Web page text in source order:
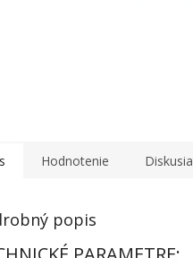
Hodnotenie Diskusia
popis